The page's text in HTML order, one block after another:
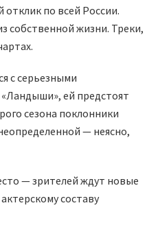
по всей России.
собственной жизни. Треки,
с серьезными
ей предстоят
сезона поклонники
— неясно,
— зрителей ждут новые
составу